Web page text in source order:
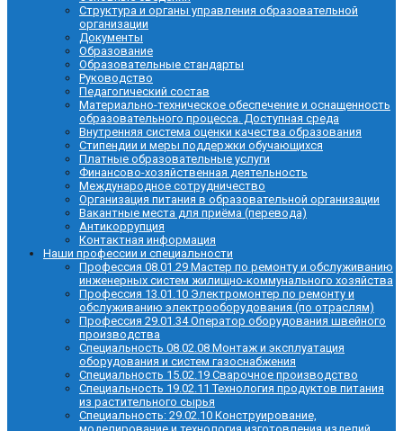
Структура и органы управления образовательной
организации
Документы
Образование
Образовательные стандарты
Руководство
Педагогический состав
Материально-техническое обеспечение и оснащенность
образовательного процесса. Доступная среда
Внутренняя система оценки качества образования
Стипендии и меры поддержки обучающихся
Платные образовательные услуги
Финансово-хозяйственная деятельность
Международное сотрудничество
Организация питания в образовательной организации
Вакантные места для приёма (перевода)
Антикоррупция
Контактная информация
Наши профессии и специальности
Профессия 08.01.29 Мастер по ремонту и обслуживанию
инженерных систем жилищно-коммунального хозяйства
Профессия 13.01.10 Электромонтер по ремонту и
обслуживанию электрооборудования (по отраслям)
Профессия 29.01.34 Оператор оборудования швейного
производства
Специальность 08.02.08 Монтаж и эксплуатация
оборудования и систем газоснабжения
Специальность 15.02.19 Сварочное производство
Специальность 19.02.11 Технология продуктов питания
из растительного сырья
Специальность: 29.02.10 Конструирование,